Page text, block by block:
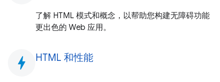
了解 HTML 模式和概念，以帮助您构建无障碍功能
更出色的 Web 应用。
bolt HTML 和性能